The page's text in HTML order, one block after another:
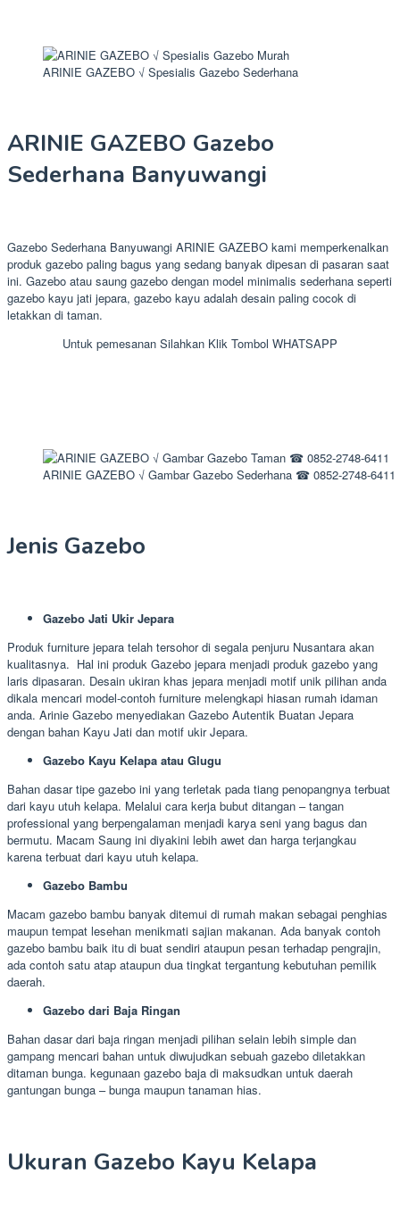
ARINIE GAZEBO √ Spesialis Gazebo Sederhana
ARINIE GAZEBO Gazebo
Sederhana Banyuwangi
Gazebo Sederhana Banyuwangi ARINIE GAZEBO kami memperkenalkan
produk gazebo paling bagus yang sedang banyak dipesan di pasaran saat
ini. Gazebo atau saung gazebo dengan model minimalis sederhana seperti
gazebo kayu jati jepara, gazebo kayu adalah desain paling cocok di
letakkan di taman.
Untuk pemesanan Silahkan Klik Tombol WHATSAPP
ARINIE GAZEBO √ Gambar Gazebo Sederhana ☎ 0852-2748-6411
Jenis Gazebo
Gazebo Jati Ukir Jepara
Produk furniture jepara telah tersohor di segala penjuru Nusantara akan
kualitasnya. Hal ini produk Gazebo jepara menjadi produk gazebo yang
laris dipasaran. Desain ukiran khas jepara menjadi motif unik pilihan anda
dikala mencari model-contoh furniture melengkapi hiasan rumah idaman
anda. Arinie Gazebo menyediakan Gazebo Autentik Buatan Jepara
dengan bahan Kayu Jati dan motif ukir Jepara.
Gazebo Kayu Kelapa atau Glugu
Bahan dasar tipe gazebo ini yang terletak pada tiang penopangnya terbuat
dari kayu utuh kelapa. Melalui cara kerja bubut ditangan – tangan
professional yang berpengalaman menjadi karya seni yang bagus dan
bermutu. Macam Saung ini diyakini lebih awet dan harga terjangkau
karena terbuat dari kayu utuh kelapa.
Gazebo Bambu
Macam gazebo bambu banyak ditemui di rumah makan sebagai penghias
maupun tempat lesehan menikmati sajian makanan. Ada banyak contoh
gazebo bambu baik itu di buat sendiri ataupun pesan terhadap pengrajin,
ada contoh satu atap ataupun dua tingkat tergantung kebutuhan pemilik
daerah.
Gazebo dari Baja Ringan
Bahan dasar dari baja ringan menjadi pilihan selain lebih simple dan
gampang mencari bahan untuk diwujudkan sebuah gazebo diletakkan
ditaman bunga. kegunaan gazebo baja di maksudkan untuk daerah
gantungan bunga – bunga maupun tanaman hias.
Ukuran Gazebo Kayu Kelapa